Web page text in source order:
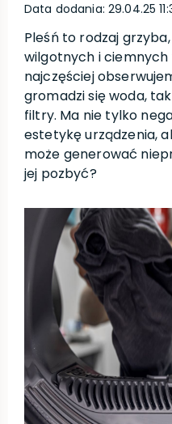
Data dodania: 29.04.25
Pleśń to rodzaj
wilgotnych i
najczęściej
gromadzi się woda,
filtry. Ma nie tylko
estetykę urządzenia,
może generować
jej pozbyć?